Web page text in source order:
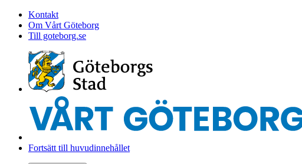
Kontakt
Om Vårt Göteborg
Till goteborg.se
Fortsätt till huvudinnehållet